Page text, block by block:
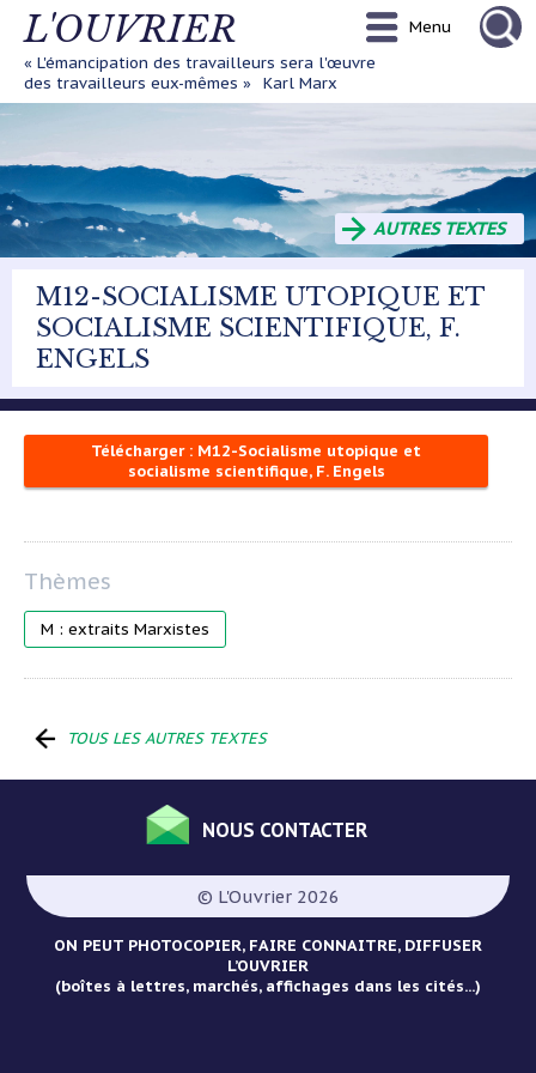
Aller
principal
L'OUVRIER
« L'émancipation des travailleurs sera l'œuvre
des travailleurs eux-mêmes »
Karl Marx
Menu
AUTRES TEXTES
M12-SOCIALISME UTOPIQUE ET
SOCIALISME SCIENTIFIQUE, F.
ENGELS
Télécharger : M12-Socialisme utopique et
socialisme scientifique, F. Engels
M : extraits Marxistes
TOUS LES AUTRES TEXTES
Pied
de
page
NOUS CONTACTER
© L'Ouvrier 2026
ON PEUT PHOTOCOPIER, FAIRE CONNAITRE, DIFFUSER
L’OUVRIER
(boîtes à lettres, marchés, affichages dans les cités...)